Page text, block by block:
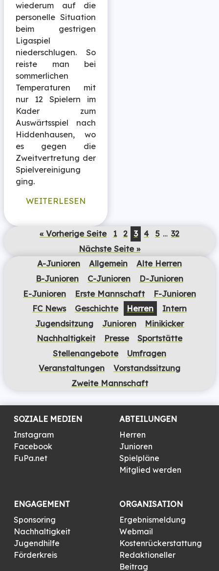
wiederum auf die
personelle Situation
beim gestrigen
Ligaspiel
niederschlugen. So
reiste man bei
sommerlichen
Temperaturen mit
nur 12 Spielern im
Kader zum
Auswärtsspiel nach
Hiddenhausen, wo
es gegen die
Zweitvertretung der
Spielvereinigung
ging.
WEITERLESEN
« Vorherige Seite 1 2 3 4 5 … 32
Nächste Seite »
A-Junioren
Allgemein
Alte Herren
B-Junioren
C-Junioren
D-Junioren
E-Junioren
Erste Mannschaft
F-Junioren
FC News
Geschichte Herren
Intern
Jugendsitzung
Junioren
Minikicker
Nachhaltigkeit
Presse
Sportstätte
Stellen­angebote
Umfragen
Veranstaltungen
Vorstandssitzung
Zweite Mannschaft
SOZIALE MEDIEN
Instagram
Facebook
FuPa.net
ABTEILUNGEN
Herren
Junioren
Spielpläne
Mitglied werden
ENGAGEMENT
Sponsoring
Nachhaltigkeit
Jugendhilfe
Förderkreis
ORGANISATION
Ergebnismeldung
Webmail
Kostenrückerstattung
Redaktioneller
Beitrag